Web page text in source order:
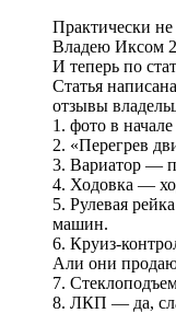
Практически не
Владею Иксом
И теперь по
Статья
отзывы
1. фото в
2. «Перегрев
3. Вариатор —
4. Ходовка —
5. Рулевая
машин.
6. Круиз-
Али они
7.
8. ЛКП — да,